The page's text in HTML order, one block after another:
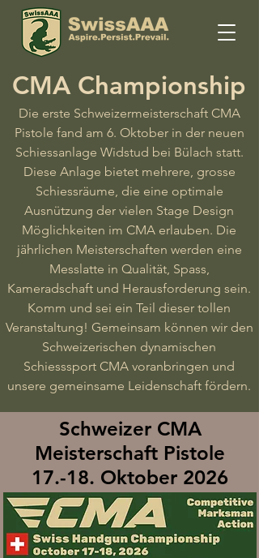
CMA Championship
Die erste Schweizermeisterschaft CMA
Pistole fand am 6. Oktober in der neuen
Schiessanlage Widstud bei Bülach statt.
Diese Anlage bietet mehrere, grosse
Schiessräume, die eine optimale
Ausnützung der vielen Stage Design
Möglichkeiten im CMA erlauben. Die
jährlichen Meisterschaften werden eine
Messlatte in Qualität, Spass,
Kameradschaft und Herausforderung sein.
Komm und sei ein Teil dieser tollen
Veranstaltung! Gemeinsam können wir den
Schweizerischen dynamischen
Schiesssport CMA voranbringen und
unsere gemeinsame Leidenschaft fördern.
Schweizer CMA
Meisterschaft Pistole
17.-18. Oktober 2026